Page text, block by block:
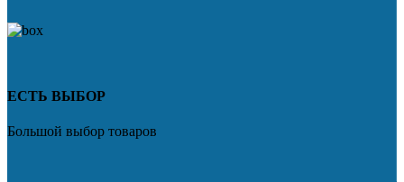
ЕСТЬ ВЫБОР
Большой выбор товаров